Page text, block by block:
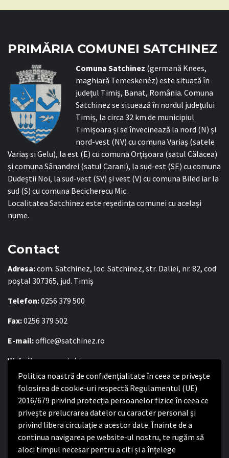
Politica noastră de confidențialitate în ceea ce privește
folosirea de cookie-uri respectă Regulamentul (UE)
2016/679 privind protecția persoanelor fizice în ceea ce
privește prelucrarea datelor cu caracter personal și
privind libera circulație a acestor date. Înainte de a
continua navigarea pe website-ul nostru, te rugăm să
aloci timpul necesar pentru a citi și a înțelege
PRIMĂRIA COMUNEI SATCHINEZ
Comuna Satchinez (germană Knees,
maghiară Temeskenéz) este situată în
județul Timiș, Banat, România. Comuna
Satchinez se situează în nordul județului
Timiș, la circa 32 km de municipiul
Timișoara și se învecinează la nord (N) și
nord-vest (NV) cu comuna Variaș (satele
Variaș si Gelu), la est (E) cu comuna Orțișoara (satul Călacea)
și comuna Sânandrei (satul Carani), la sud-est (SE) cu comuna
Dudeștii Noi, la sud-vest (SV) și vest (V) cu comuna Biled iar la
sud (S) cu comuna Becicherecu Mic.
Localitatea Satchinez este reședința comunei cu același
nume.
Contact
Adresa:com. Satchinez, loc. Satchinez, str. Daliei, nr. 82, cod
poștal 307365, jud. Timiș
Telefon:0256 379 500
Fax:0256 379 502
E-mail:office@satchinez.ro
Website:www.satchinez.ro
Program cu publicul:
Luni – Joi:8:00-16:30
Vineri:8:00 – 14:00
Politica de confidențialitate